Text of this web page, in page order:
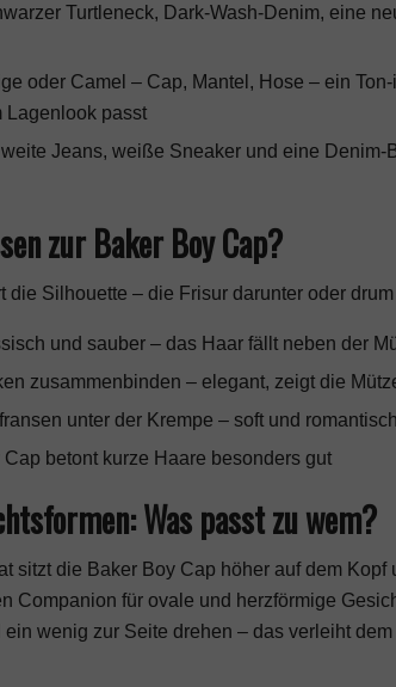
Turtleneck, Dark-Wash-Denim, eine
oder Camel – Cap, Mantel, Hose – ein
Lagenlook passt
Jeans, weiße Sneaker und eine Denim-
zur Baker Boy Cap?
die Silhouette – die Frisur darunter oder
und sauber – das Haar fällt neben der
zusammenbinden – elegant, zeigt die
unter der Krempe – soft und romantisch
Cap betont kurze Haare besonders gut
Was passt zu wem?
sitzt die Baker Boy Cap höher auf dem Kopf
Companion für ovale und herzförmige
ein wenig zur Seite drehen – das verleiht